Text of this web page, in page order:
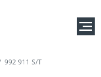
992 911 S/T